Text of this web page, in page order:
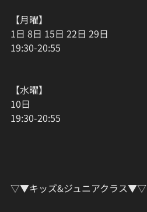
【月曜】
1日 8日 15日 22日 29日
19:30-20:55
【水曜】
10日
19:30-20:55
▽▼キッズ&ジュニアクラス▼▽